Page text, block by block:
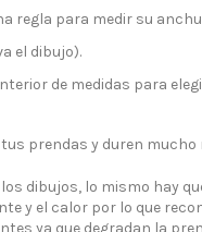
regla para medir su
el dibujo).
de medidas para
tus prendas y duren
dibujos, lo mismo hay
y el calor por lo que
ya que degradan la